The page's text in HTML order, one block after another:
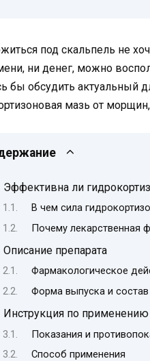
под скальпель не
ни денег, можно
бы обсудить актуальный
мазь от
Эффективна ли
В чем сила
Почему лекарственная
Описание препарата
Фармакологическое
Форма выпуска и состав
Инструкция по применению
Показания и
Способ применения